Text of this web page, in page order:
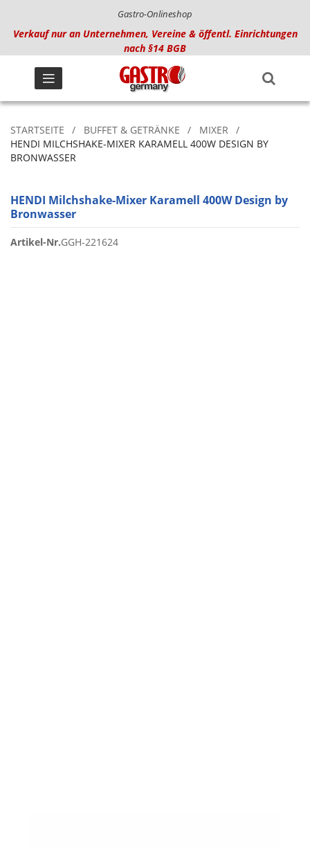
Gastro-Onlineshop
Verkauf nur an Unternehmen, Vereine & öffentl. Einrichtungen
nach §14 BGB
STARTSEITE BUFFET & GETRÄNKE
MIXER
HENDI MILCHSHAKE-MIXER KARAMELL 400W DESIGN BY
BRONWASSER
HENDI Milchshake-Mixer Karamell 400W Design by
Bronwasser
Artikel-Nr.GGH-221624